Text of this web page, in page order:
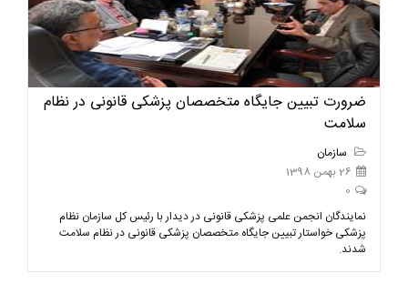
ضرورت تبیین جایگاه متخصصان پزشکی قانونی در نظام
سلامت
سازمان
26 بهمن 1398
0
نمایندگان انجمن علمی پزشکی قانونی در دیدار با رئیس کل سازمان نظام
پزشکی خواستار تبیین جایگاه متخصصان پزشکی قانونی در نظام سلامت
شدند.